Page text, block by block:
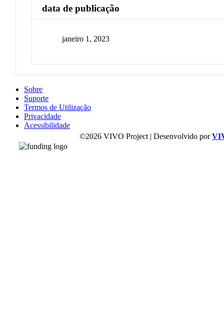
data de publicação
janeiro 1, 2023
Sobre
Suporte
Termos de Utilização
Privacidade
Acessibilidade
©2026 VIVO Project | Desenvolvido por